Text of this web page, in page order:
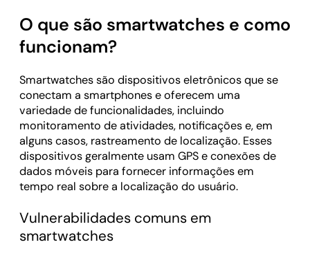
O que são smartwatches e como
funcionam?
Smartwatches são dispositivos eletrônicos que se
conectam a smartphones e oferecem uma
variedade de funcionalidades, incluindo
monitoramento de atividades, notificações e, em
alguns casos, rastreamento de localização. Esses
dispositivos geralmente usam GPS e conexões de
dados móveis para fornecer informações em
tempo real sobre a localização do usuário.
Vulnerabilidades comuns em
smartwatches